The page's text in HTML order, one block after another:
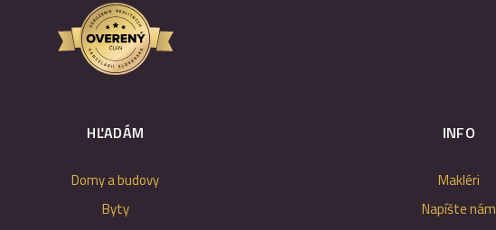
HĽADÁM
Domy a budovy
Byty
INFO
Makléri
Napíšte nám